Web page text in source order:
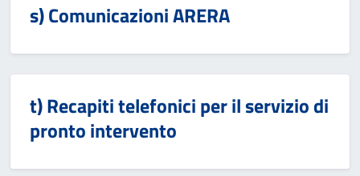
s) Comunicazioni ARERA
t) Recapiti telefonici per il servizio di
pronto intervento